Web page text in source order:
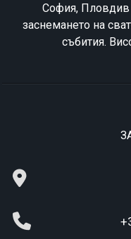
София, Пловдив
заснемането на
събития.